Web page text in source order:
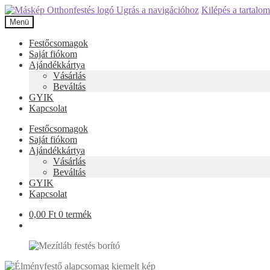
Ugrás a navigációhoz Kilépés a
Menü
Festőcsomagok
Saját fiókom
Ajándékkártya
Vásárlás
Beváltás
GYIK
Kapcsolat
Festőcsomagok
Saját fiókom
Ajándékkártya
Vásárlás
Beváltás
GYIK
Kapcsolat
0,00 Ft 0 termék